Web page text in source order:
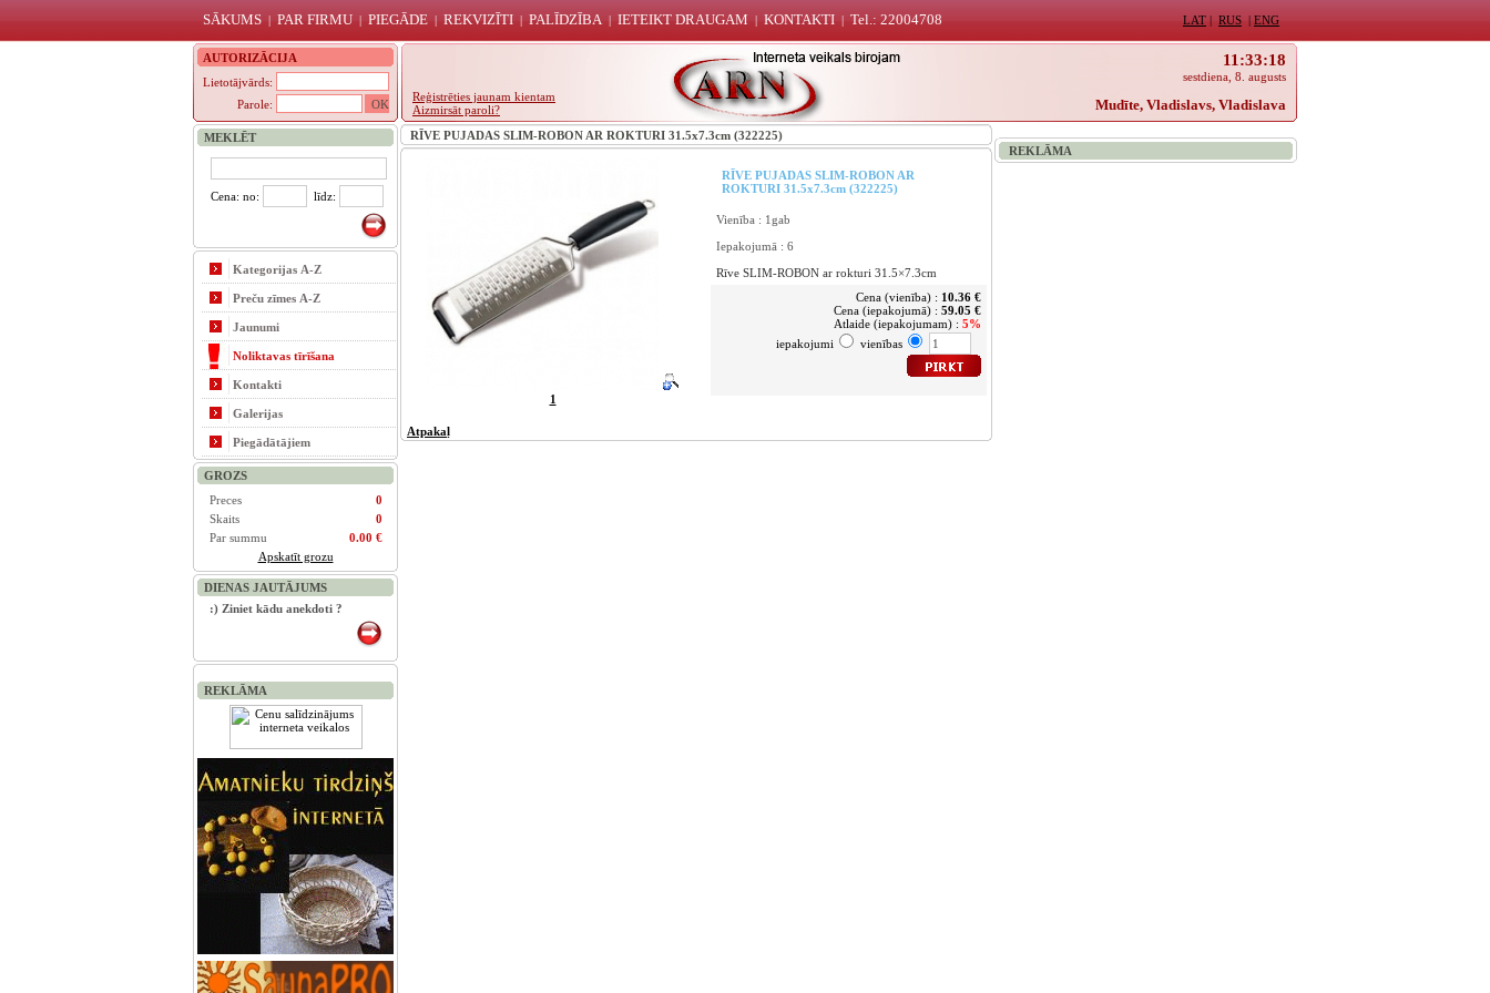
SĀKUMS | PAR FIRMU| PIEGĀDE | REKVIZĪTI | PALĪDZĪBA | IETEIKT DRAUGAM | KONTAKTI | Tel.: 22004708 LAT | RUS | ENG
AUTORIZĀCIJA
Lietotājvārds:
Parole:
Reģistrēties jaunam kientam
Aizmirsāt paroli?
11:33:18
sestdiena, 8. augusts
Mudīte, Vladislavs, Vladislava
MEKLĒT
Cena: no: līdz:
Kategorijas A-Z
Preču zīmes A-Z
Jaunumi
Noliktavas tīrīšana
Kontakti
Galerijas
Piegādātājiem
GROZS
Preces
0
Skaits
0
Par summu
0.00 €
Apskatīt grozu
DIENAS JAUTĀJUMS
:) Ziniet kādu anekdoti ?
REKLĀMA
RĪVE PUJADAS SLIM-ROBON AR ROKTURI 31.5x7.3cm (322225)
1
RĪVE PUJADAS SLIM-ROBON AR
ROKTURI 31.5x7.3cm (322225)
Vienība : 1gab
Iepakojumā : 6
Rīve SLIM-ROBON ar rokturi 31.5×7.3cm
Cena (vienība) : 10.36 €
Cena (iepakojumā) : 59.05 €
Atlaide (iepakojumam) : 5%
iepakojumi
vienības
Atpakaļ
REKLĀMA